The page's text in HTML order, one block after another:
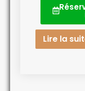
Lire la